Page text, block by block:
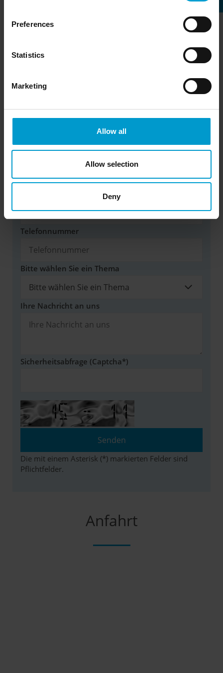
Preferences
Statistics
Marketing
Allow all
Allow selection
Deny
Unternehmen / Organisation
Titel / Position
Telefonnummer
Bitte wählen Sie ein Thema
Ihre Nachricht an uns
Sicherheitsabfrage (Captcha*)
Die mit einem Asterisk (*) markierten Felder sind
Pflichtfelder.
Anfahrt